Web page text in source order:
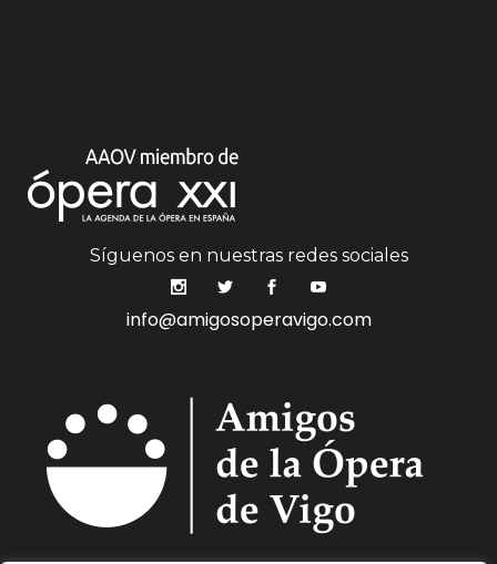
Síguenos en nuestras redes sociales
info@amigosoperavigo.com